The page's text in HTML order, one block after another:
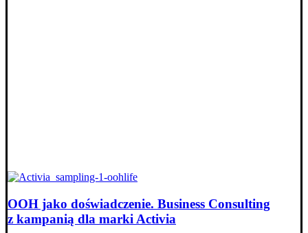
OOH jako doświadczenie. Business Consulting
z kampanią dla marki Activia